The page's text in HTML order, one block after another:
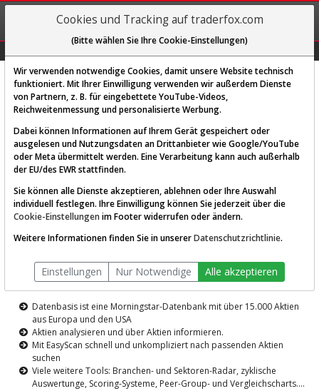
REGIS-
TRIEREN
Diese Funktion ist nur für
AKTIEN-TERMINAL
Die Aktienanalyse-Plattform von
TraderFox
Datenbasis ist eine Morningstar-Datenbank mit über 15.000 Aktien
aus Europa und den USA
Aktien analysieren und über Aktien informieren.
Mit EasyScan schnell und unkompliziert nach passenden Aktien
suchen
Viele weitere Tools: Branchen- und Sektoren-Radar, zyklische
Auswertunge, Scoring-Systeme, Peer-Group- und Vergleichscharts....
Cookies und Tracking auf traderfox.com
(Bitte wählen Sie Ihre Cookie-Einstellungen)
Wir verwenden notwendige Cookies, damit unsere Website technisch
funktioniert. Mit Ihrer Einwilligung verwenden wir außerdem Dienste
von Partnern, z. B. für eingebettete YouTube-Videos,
Reichweitenmessung und personalisierte Werbung.
Dabei können Informationen auf Ihrem Gerät gespeichert oder
ausgelesen und Nutzungsdaten an Drittanbieter wie Google/YouTube
oder Meta übermittelt werden. Eine Verarbeitung kann auch außerhalb
der EU/des EWR stattfinden.
Sie können alle Dienste akzeptieren, ablehnen oder Ihre Auswahl
individuell festlegen. Ihre Einwilligung können Sie jederzeit über die
Cookie-Einstellungen im Footer widerrufen oder ändern.
Weitere Informationen finden Sie in unsererDatenschutzrichtlinie.
Einstellungen Nur Notwendige Alle akzeptieren